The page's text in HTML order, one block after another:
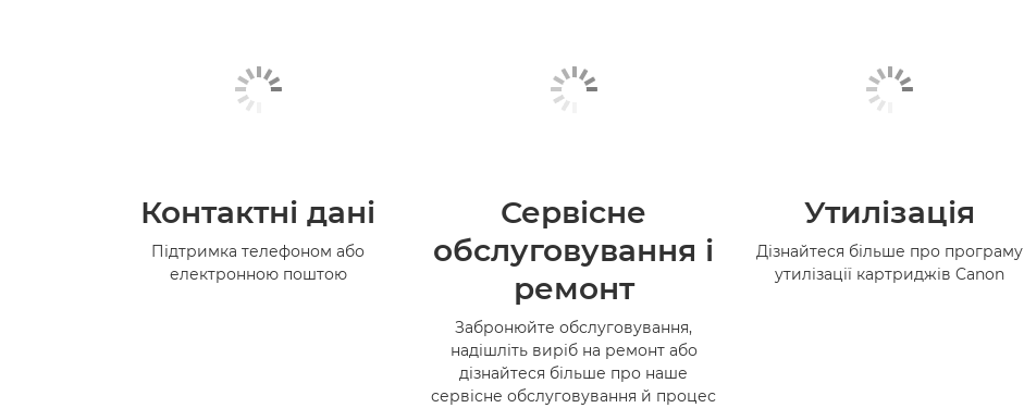
Контактні дані
Підтримка телефоном або
електронною поштою
Сервісне
обслуговування і
ремонт
Забронюйте обслуговування,
надішліть виріб на ремонт або
дізнайтеся більше про наше
сервісне обслуговування й процес
Утилізація
Дізнайтеся більше про програму
утилізації картриджів Canon